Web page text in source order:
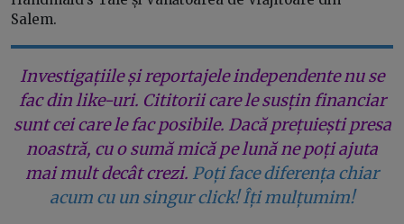
Salem.
Investigațiile și reportajele independente nu se
fac din like-uri. Cititorii care le susțin financiar
sunt cei care le fac posibile. Dacă prețuiești presa
noastră, cu o sumă mică pe lună ne poți ajuta
mai mult decât crezi. Poți face diferența chiar
acum cu un singur click! Îți mulțumim!